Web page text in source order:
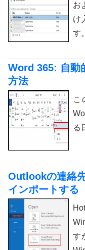
お
け
す。
Word 365: 自動
方法
こ
る
Outlookの連絡
インポートする
す